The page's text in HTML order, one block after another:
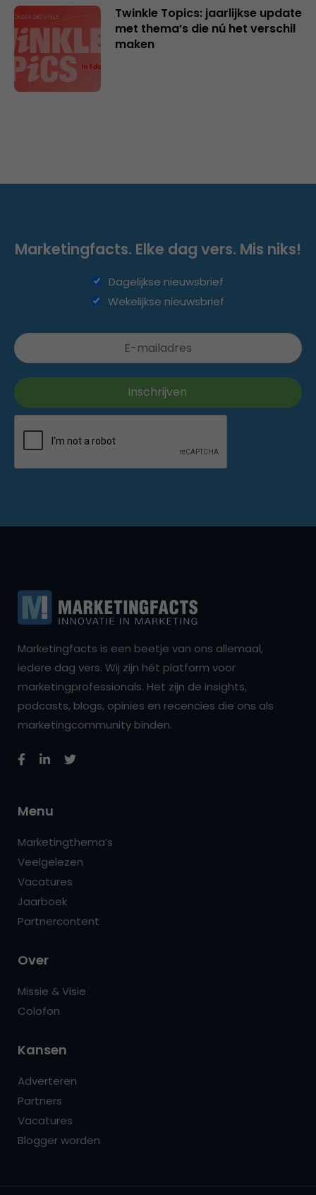
Twinkle Topics: jaarlijkse update
met thema’s die nú het verschil
maken
Marketingfacts. Elke dag vers. Mis niks!
Dagelijkse nieuwsbrief
Wekelijkse nieuwsbrief
Marketingfacts is een beetje van ons allemaal,
iedere dag vers. Wij zijn hét platform voor
marketingprofessionals. Het zijn de insights,
podcasts, blogs, opinies en recencies die ons als
marketingcommunity binden.
Menu
Marketingthema’s
Veelgelezen
Vacatures
Jaarboek
Partnercontent
Over
Missie & Visie
Colofon
Kansen
Adverteren
Partners
Vacatures
Blogger worden